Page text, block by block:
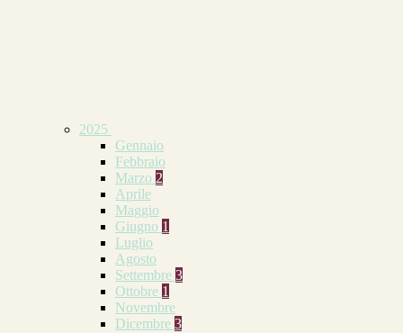
2025
Gennaio
Febbraio
Marzo 2
Aprile
Maggio
Giugno 1
Luglio
Agosto
Settembre 3
Ottobre 1
Novembre
Dicembre 3